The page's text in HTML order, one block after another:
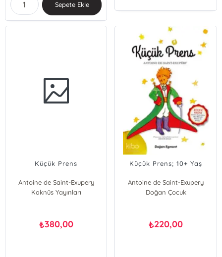
Sepete Ekle
Küçük Prens
Antoine de Saint-Exupery
Kaknüs Yayınları
₺380,00
Küçük Prens; 10+ Yaş
Antoine de Saint-Exupery
Doğan Çocuk
₺220,00